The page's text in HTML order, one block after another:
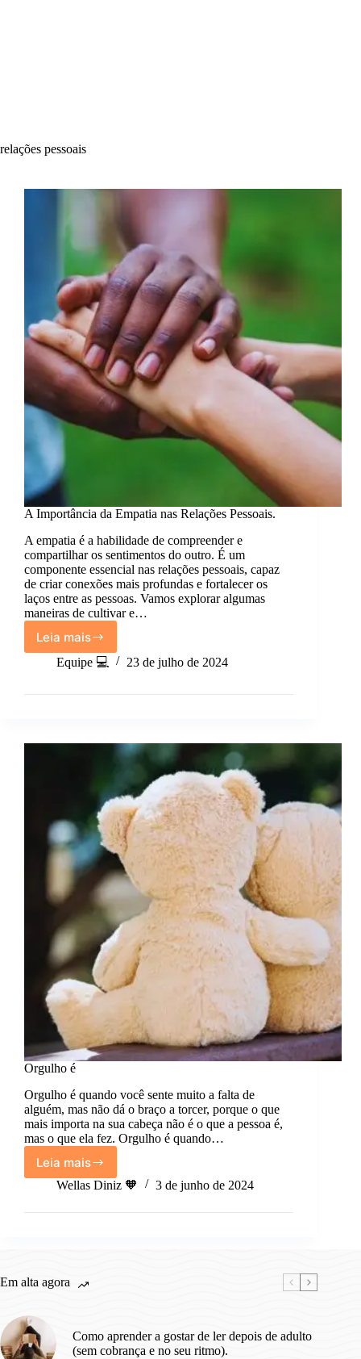
relações pessoais
A Importância da Empatia nas Relações Pessoais.
A empatia é a habilidade de compreender e
compartilhar os sentimentos do outro. É um
componente essencial nas relações pessoais, capaz
de criar conexões mais profundas e fortalecer os
laços entre as pessoas. Vamos explorar algumas
maneiras de cultivar e…
Leia mais
A
Importância
da
Equipe 💻 23 de julho de 2024
Orgulho é
Orgulho é quando você sente muito a falta de
alguém, mas não dá o braço a torcer, porque o que
mais importa na sua cabeça não é o que a pessoa é,
mas o que ela fez. Orgulho é quando…
Leia mais
Orgulho
é
Wellas Diniz 🧡 3 de junho de 2024
Em alta agora
Como aprender a gostar de ler depois de adulto
(sem cobrança e no seu ritmo).